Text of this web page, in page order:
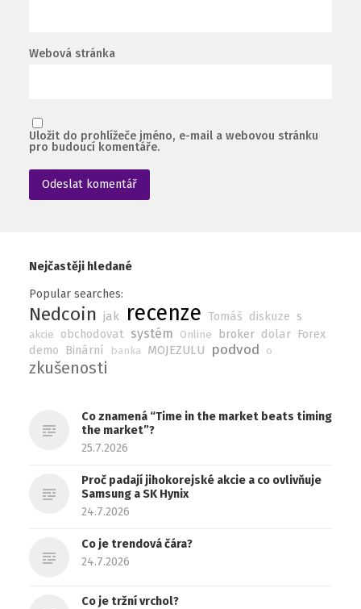
Webová stránka
Uložit do prohlížeče jméno, e-mail a webovou stránku
pro budoucí komentáře.
Nejčastěji hledané
Popular searches:
Nedcoin jak recenze Tomáš diskuze s
akcie obchodovat systém Online broker dolar Forex
demo
Binární banka MOJEZULU podvod o
zkušenosti
Co znamená “Time in the market beats timing
the market”?
25.7.2026
Proč padají jihokorejské akcie a co ovlivňuje
Samsung a SK Hynix
24.7.2026
Co je trendová čára?
24.7.2026
Co je tržní vrchol?